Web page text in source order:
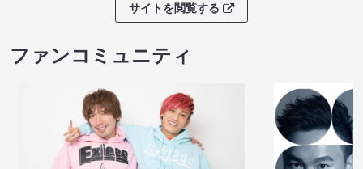
サイトを閲覧する
ファンコミュニティ